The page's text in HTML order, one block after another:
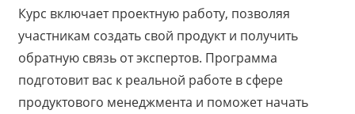
Курс включает проектную работу, позволяя
участникам создать свой продукт и получить
обратную связь от экспертов. Программа
подготовит вас к реальной работе в сфере
продуктового менеджмента и поможет начать